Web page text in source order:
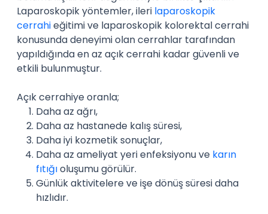
Laparoskopik yöntemler, ileri laparoskopik
cerrahieğitimi ve laparoskopik kolorektal cerrahi
konusunda deneyimi olan cerrahlar tarafından
yapıldığında en az açık cerrahi kadar güvenli ve
etkili bulunmuştur.
Açık cerrahiye oranla;
Daha az ağrı,
Daha az hastanede kalış süresi,
Daha iyi kozmetik sonuçlar,
Daha az ameliyat yeri enfeksiyonu ve karın
fıtığıoluşumu görülür.
Günlük aktivitelere ve işe dönüş süresi daha
hızlıdır.